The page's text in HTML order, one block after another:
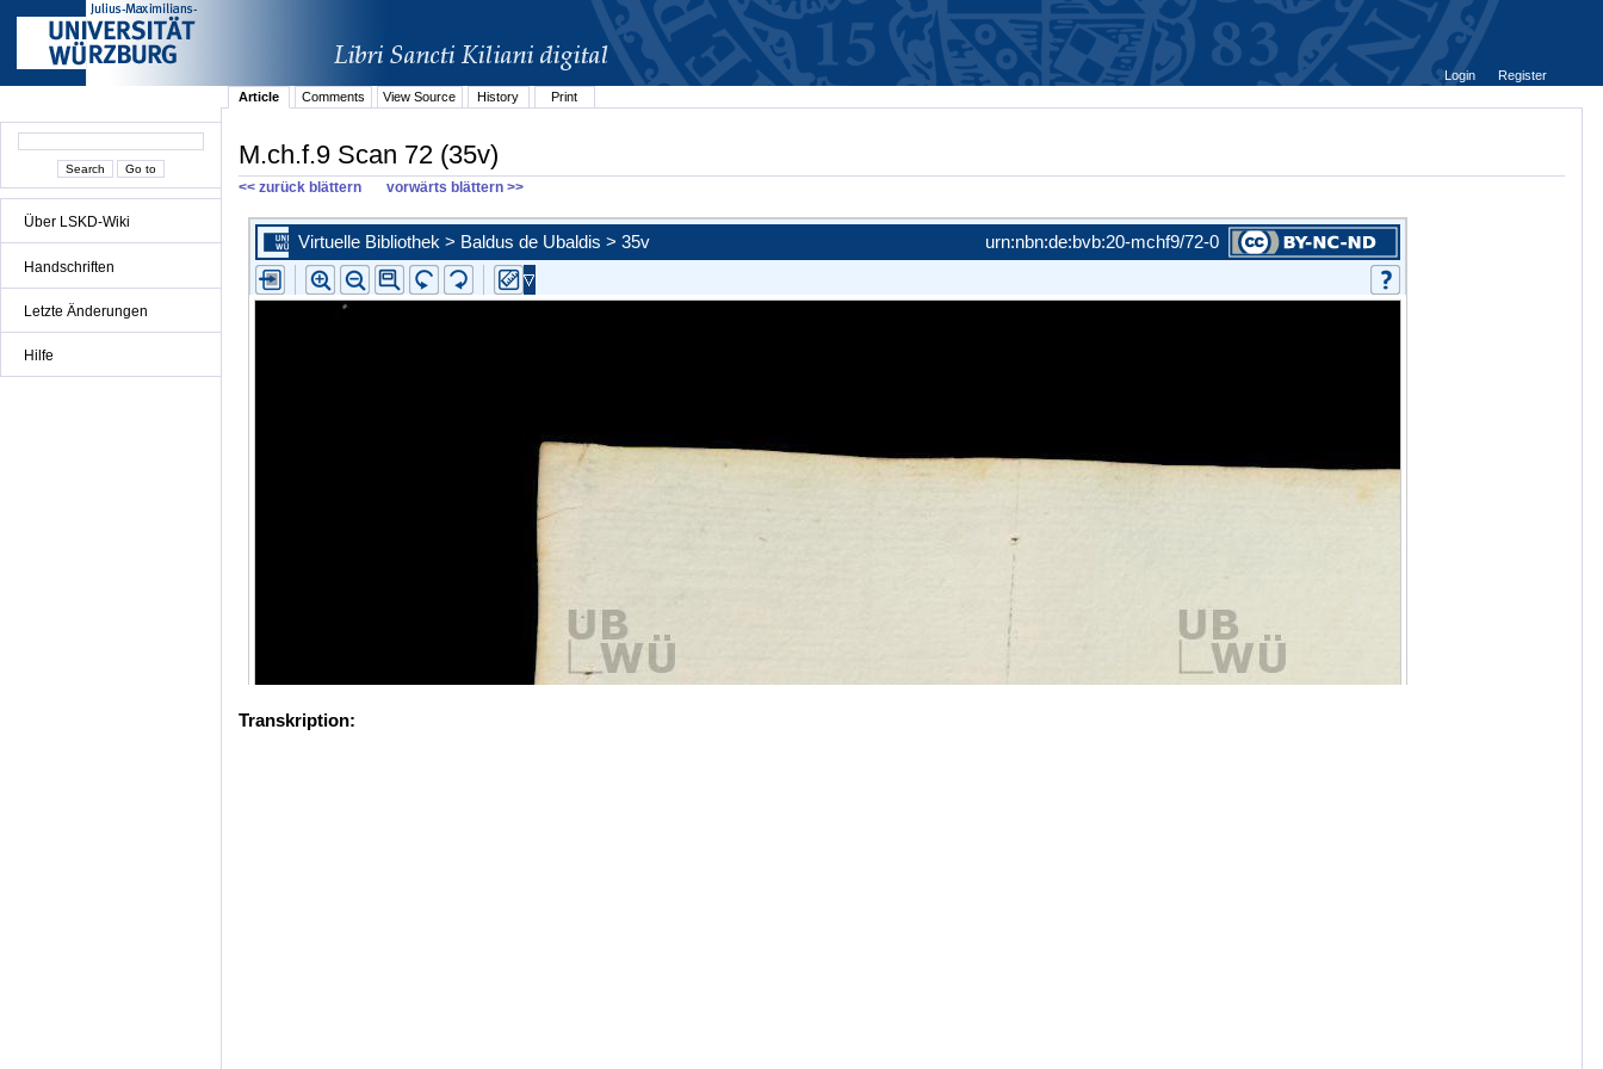
Über LSKD-Wiki
Handschriften
Letzte Änderungen
Hilfe
Login
Register
Article
Comments View Source History Print
M.ch.f.9 Scan 72 (35v)
<< zurück blättern vorwärts blättern >>
Transkription: